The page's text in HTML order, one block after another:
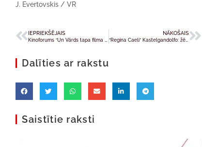
J. Evertovskis / VR
IEPRIEKŠĒJAIS NĀKOŠAIS
“Regina Caeli” Kastelgandolfo: žēlsirdība – Baznīcas misija
Dalīties ar rakstu
Saistītie raksti